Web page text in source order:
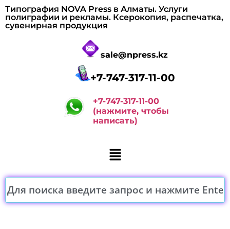
Типография NOVA Press в Алматы. Услуги
полиграфии и рекламы. Ксерокопия, распечатка,
сувенирная продукция
sale@npress.kz
+7-747-317-11-00
+7-747-317-11-00
(нажмите, чтобы
написать)